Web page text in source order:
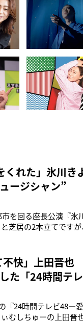
くれた」氷川
ージシャン”
市を回る座長公演『
芝居の2本立てです
係者）活動休止から
不快」上田晋
た「24時間テ
『24時間テレビ48―
むしちゅーの上田晋